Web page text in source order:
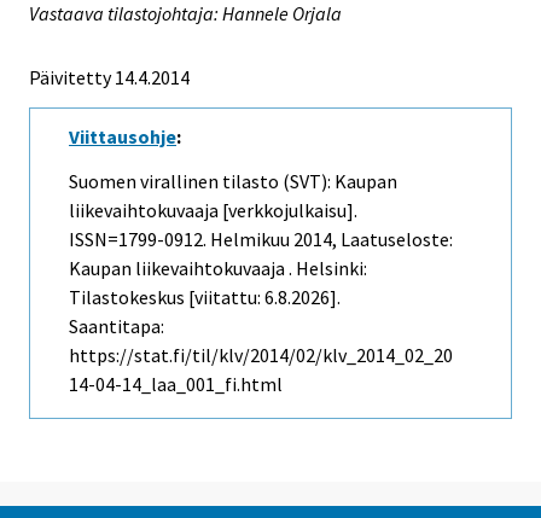
Vastaava tilastojohtaja: Hannele Orjala
Päivitetty 14.4.2014
Viittausohje:
Suomen virallinen tilasto (SVT): Kaupan
liikevaihtokuvaaja [verkkojulkaisu].
ISSN=1799-0912. Helmikuu 2014, Laatuseloste:
Kaupan liikevaihtokuvaaja . Helsinki:
Tilastokeskus [viitattu: 6.8.2026].
Saantitapa:
https://stat.fi/til/klv/2014/02/klv_2014_02_20
14-04-14_laa_001_fi.html